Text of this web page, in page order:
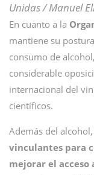
Unidas / Manuel
En cuanto a la
mantiene su
consumo de
considerable
internacional del
científicos.
Además del alcohol,
vinculantes para
mejorar el acceso